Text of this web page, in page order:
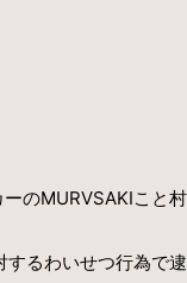
のMURVSAKIこと
るわいせつ行為で